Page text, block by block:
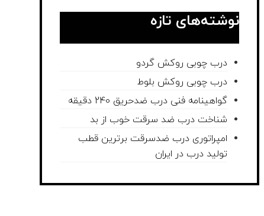
نوشته‌های تازه
درب چوبی روکش گردو
درب چوبی روکش بلوط
گواهینامه فنی درب ضدحریق 240 دقیقه
شناخت درب ضد سرقت خوب از بد
امپراتوری درب ضدسرقت برترین قطب
تولید درب در ایران